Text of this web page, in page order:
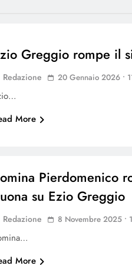
Greggio rompe il
Redazione 20 Gennaio 2026 •
More
Pierdomenico
su Ezio Greggio
Redazione 8 Novembre 2025 •
More